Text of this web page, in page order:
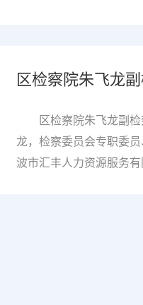
管理岗位的佼佼者。她
的汲取知识的过程，仿
可或缺的宝贵财富。”职
它都让我离更好的自己...
区检察院朱飞龙
区检察院朱飞龙副
龙，检察委员会专职委
波市汇丰人力资源服务